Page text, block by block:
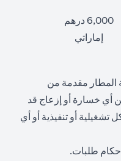
6,000 درهم
إماراتي
المطار مقدمة من
أي خسارة أو إزعاج قد
أو تنفيذية أو أي
طلبات.